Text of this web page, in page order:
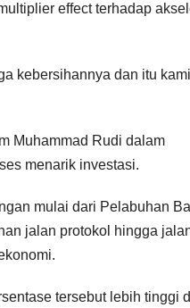
effect terhadap
kebersihannya dan itu kami
Muhammad Rudi dalam
menarik investasi.
mulai dari Pelabuhan
jalan protokol hingga
tersebut lebih tinggi